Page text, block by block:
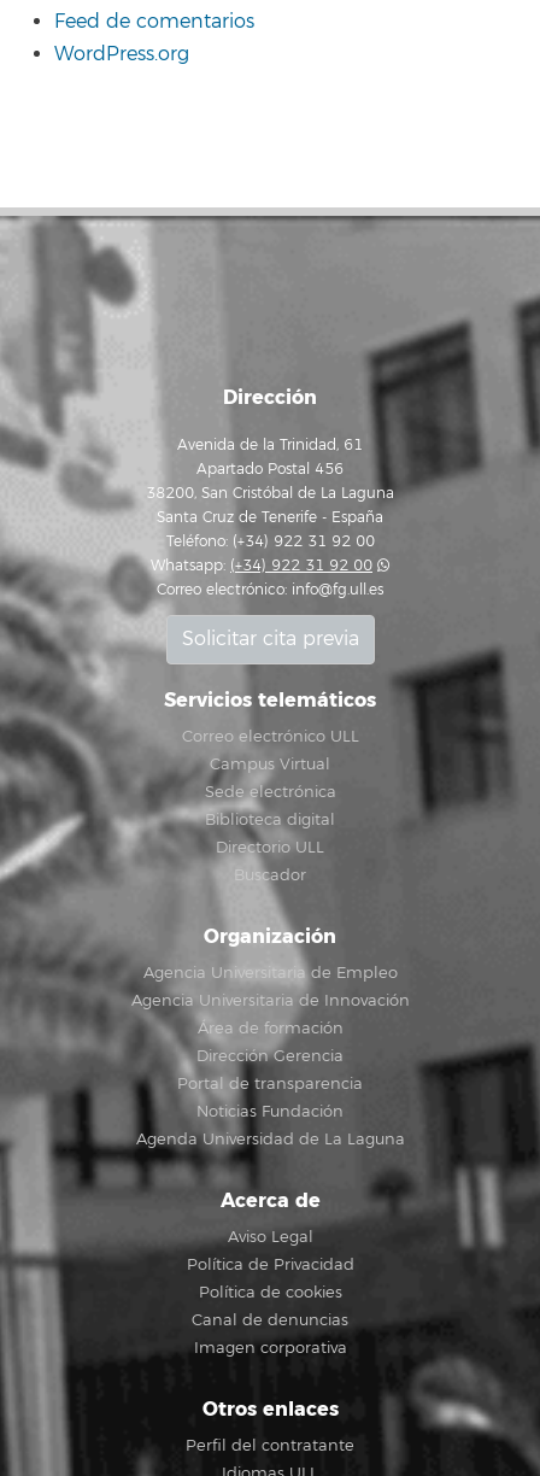
Feed de comentarios
WordPress.org
Dirección
Avenida de la Trinidad, 61
Apartado Postal 456
38200, San Cristóbal de La Laguna
Santa Cruz de Tenerife - España
Teléfono: (+34) 922 31 92 00
Whatsapp: (+34) 922 31 92 00
Correo electrónico: info@fg.ull.es
Solicitar cita previa
Servicios telemáticos
Correo electrónico ULL
Campus Virtual
Sede electrónica
Biblioteca digital
Directorio ULL
Buscador
Organización
Agencia Universitaria de Empleo
Agencia Universitaria de Innovación
Área de formación
Dirección Gerencia
Portal de transparencia
Noticias Fundación
Agenda Universidad de La Laguna
Acerca de
Aviso Legal
Política de Privacidad
Política de cookies
Canal de denuncias
Imagen corporativa
Otros enlaces
Perfil del contratante